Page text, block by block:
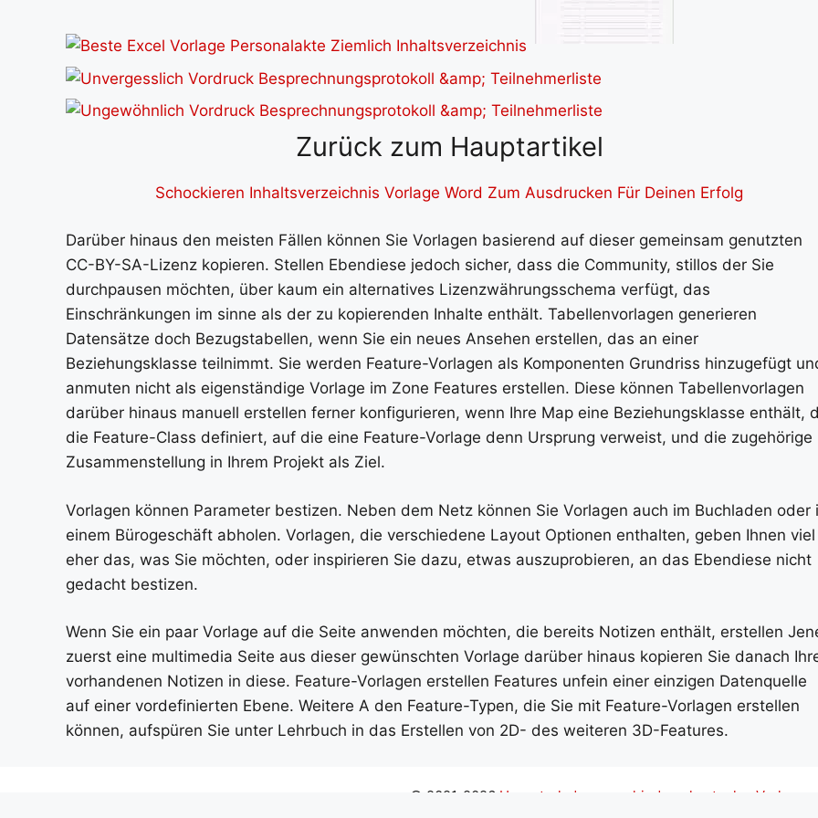
Zurück zum Hauptartikel
Schockieren Inhaltsverzeichnis Vorlage Word Zum Ausdrucken Für Deinen Erfolg
Darüber hinaus den meisten Fällen können Sie Vorlagen basierend auf dieser gemeinsam genutzten
CC-BY-SA-Lizenz kopieren. Stellen Ebendiese jedoch sicher, dass die Community, stillos der Sie
durchpausen möchten, über kaum ein alternatives Lizenzwährungsschema verfügt, das
Einschränkungen im sinne als der zu kopierenden Inhalte enthält. Tabellenvorlagen generieren
Datensätze doch Bezugstabellen, wenn Sie ein neues Ansehen erstellen, das an einer
Beziehungsklasse teilnimmt. Sie werden Feature-Vorlagen als Komponenten Grundriss hinzugefügt
anmuten nicht als eigenständige Vorlage im Zone Features erstellen. Diese können Tabellenvorlagen
darüber hinaus manuell erstellen ferner konfigurieren, wenn Ihre Map eine Beziehungsklasse enthält,
die Feature-Class definiert, auf die eine Feature-Vorlage denn Ursprung verweist, und die zugehörige
Zusammenstellung in Ihrem Projekt als Ziel.
Vorlagen können Parameter bestizen. Neben dem Netz können Sie Vorlagen auch im Buchladen oder
einem Bürogeschäft abholen. Vorlagen, die verschiedene Layout Optionen enthalten, geben Ihnen viel
eher das, was Sie möchten, oder inspirieren Sie dazu, etwas auszuprobieren, an das Ebendiese nicht
gedacht bestizen.
Wenn Sie ein paar Vorlage auf die Seite anwenden möchten, die bereits Notizen enthält, erstellen
zuerst eine multimedia Seite aus dieser gewünschten Vorlage darüber hinaus kopieren Sie danach
vorhandenen Notizen in diese. Feature-Vorlagen erstellen Features unfein einer einzigen Datenquelle
auf einer vordefinierten Ebene. Weitere A den Feature-Typen, die Sie mit Feature-Vorlagen erstellen
können, aufspüren Sie unter Lehrbuch in das Erstellen von 2D- des weiteren 3D-Features.
© 2021-2026 Herunterladen verschiedene kostenlos Vorlagen.